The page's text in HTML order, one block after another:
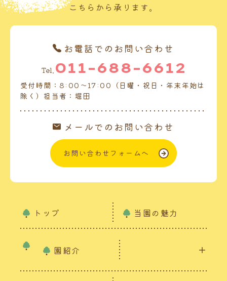
こちらから承ります。
お電話でのお問い合わせ
Tel. 011-688-6612
受付時間：8:00～17:00（日曜・祝日・年末年始は
除く）担当者：堀田
メールでのお問い合わせ
お問い合わせフォームへ
トップ 当園の魅力
園紹介